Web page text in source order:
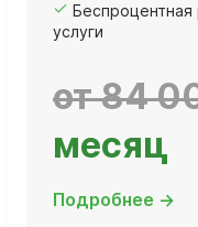
Беспроцентная
услуги
от 84
месяц
Подробнее →